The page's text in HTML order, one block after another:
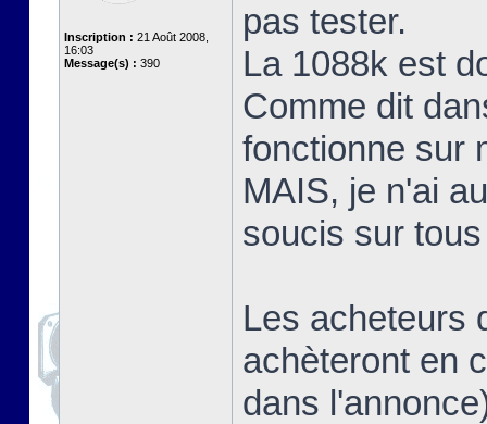
Inscription : 21 Août 2008,
16:03
Message(s) : 390
pas tester.
La 1088k est
Comme dit
fonctionne sur
MAIS, je n'ai
soucis sur
Les acheteurs
achèteront en
dans